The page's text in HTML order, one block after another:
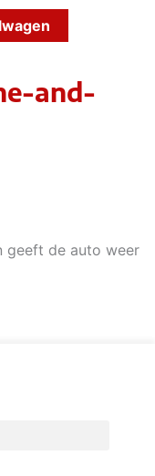
and-
geeft de auto weer